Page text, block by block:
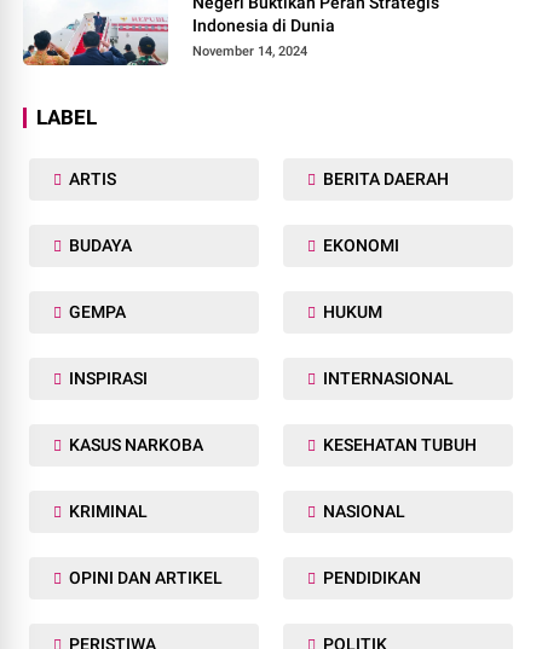
Indonesia di Dunia
November 14, 2024
LABEL
ARTIS BERITA DAERAH
BUDAYA EKONOMI
GEMPA HUKUM
INSPIRASI INTERNASIONAL
KASUS NARKOBA KESEHATAN TUBUH
KRIMINAL NASIONAL
OPINI DAN ARTIKEL PENDIDIKAN
PERISTIWA POLITIK